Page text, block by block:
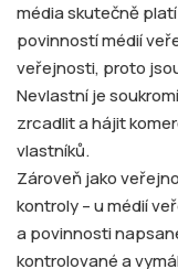
média skutečně
povinností médií
veřejnosti, proto
Nevlastní je
zrcadlit a hájit
vlastníků.
Zároveň jako
kontroly – u médií
a povinnosti
kontrolované a